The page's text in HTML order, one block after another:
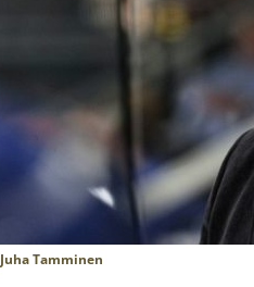
Juha Tamminen